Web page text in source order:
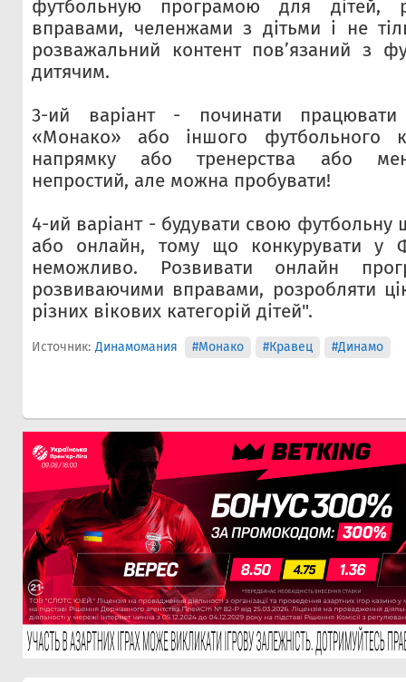
футбольную програмою для дітей,
вправами, челенжами з дітьми і не
розважальний контент повʼязаний з
дитячим.
3-ий варіант - починати
«Монако» або іншого футбольного
напрямку або тренерства або
непростий, але можна пробувати!
4-ий варіант - будувати свою футбольну
або онлайн, тому що конкурувати у
неможливо. Розвивати онлайн
розвиваючими вправами, розробляти
різних вікових категорій дітей".
Источник: Динамомания #Монако #Кравец #Динамо